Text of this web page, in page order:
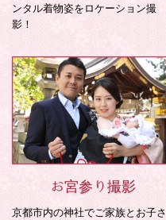
ンタル着物姿をロケーション撮
影！
お宮参り撮影
京都市内の神社でご家族とお子さ